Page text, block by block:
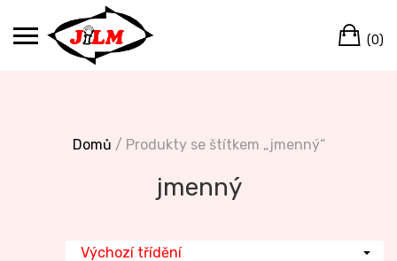
(0)
Domů / Produkty se štítkem „jmenný“
jmenný